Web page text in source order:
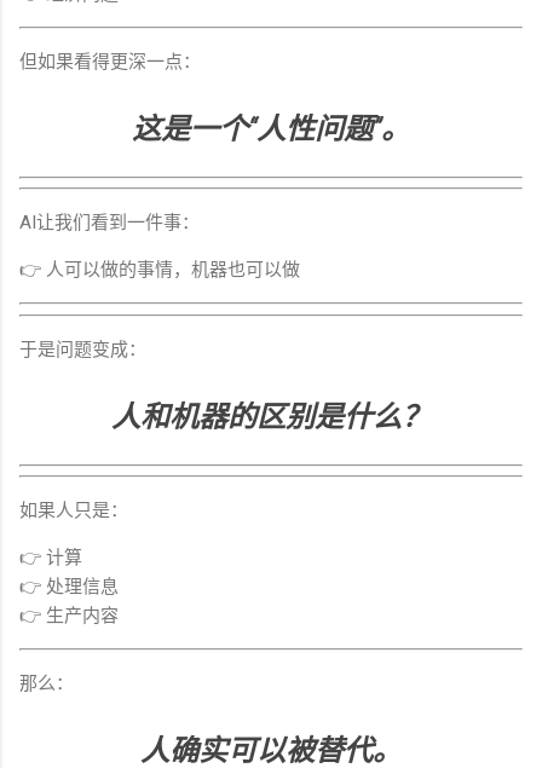
但如果看得更深一点：
这是一个“人性问题”。
AI让我们看到一件事：
👉 人可以做的事情，机器也可以做
于是问题变成：
人和机器的区别是什么？
如果人只是：
👉 计算
👉 处理信息
👉 生产内容
那么：
人确实可以被替代。